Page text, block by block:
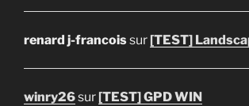
renard j-francoissur[TEST]
winry26sur[TEST] GPD WIN